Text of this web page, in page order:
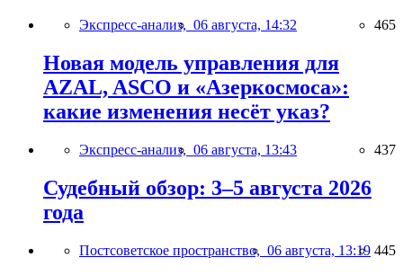
Экспресс-анализ, 06 августа, 14:32 465
Новая модель управления для
AZAL, ASCO и «Азеркосмоса»:
какие изменения несёт указ?
Экспресс-анализ, 06 августа, 13:43 437
Судебный обзор: 3–5 августа 2026
года
Постсоветское пространство, 06 августа, 13:19 445